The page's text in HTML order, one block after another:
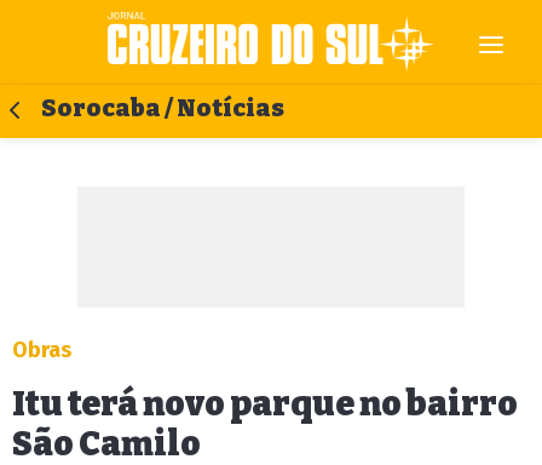
Sorocaba / Notícias
Obras
Itu terá novo parque no bairro
São Camilo